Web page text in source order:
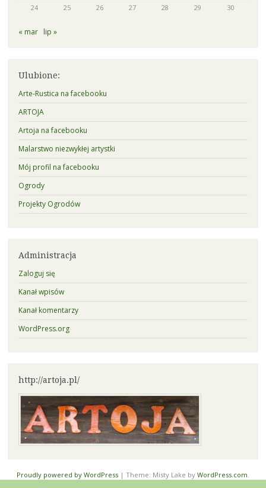
24 25 26 27 28 29 30
« mar lip »
Ulubione:
Arte-Rustica na facebooku
ARTOJA
Artoja na facebooku
Malarstwo niezwykłej artystki
Mój profil na facebooku
Ogrody
Projekty Ogrodów
Administracja
Zaloguj się
Kanał wpisów
Kanał komentarzy
WordPress.org
http://artoja.pl/
Proudly powered by WordPress | Theme: Misty Lake by WordPress.com